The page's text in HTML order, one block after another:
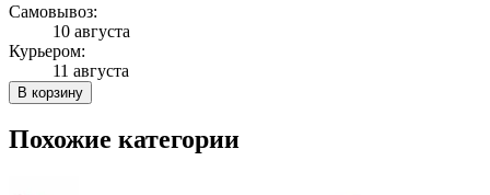
Самовывоз:
10 августа
Курьером:
11 августа
В корзину
Похожие категории